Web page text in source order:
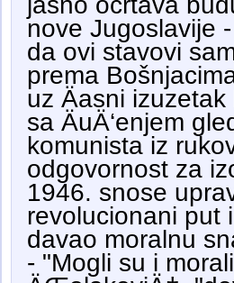
nove Jugoslavije
da ovi stavovi
prema
uz Äasni
sa ÄuÄ‘enjem
komunista iz
odgovornost za
1946. snose
revolucionani put
davao moralnu
- "Mogli su i